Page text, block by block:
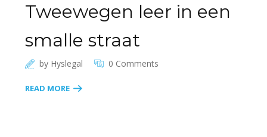
Tweewegen leer in een
smalle straat
by Hyslegal 0 Comments
READ MORE